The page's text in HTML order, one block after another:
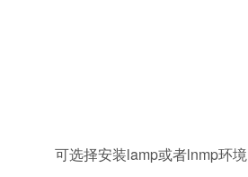
可选择安装lamp或者lnmp环境